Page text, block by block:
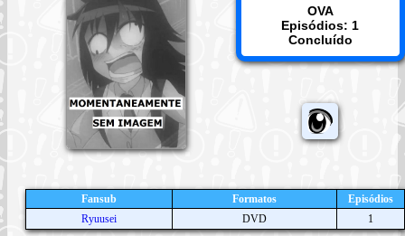
OVA
Episódios: 1
Concluído
Fansub Formatos
Episódios
Ryuusei
DVD 1